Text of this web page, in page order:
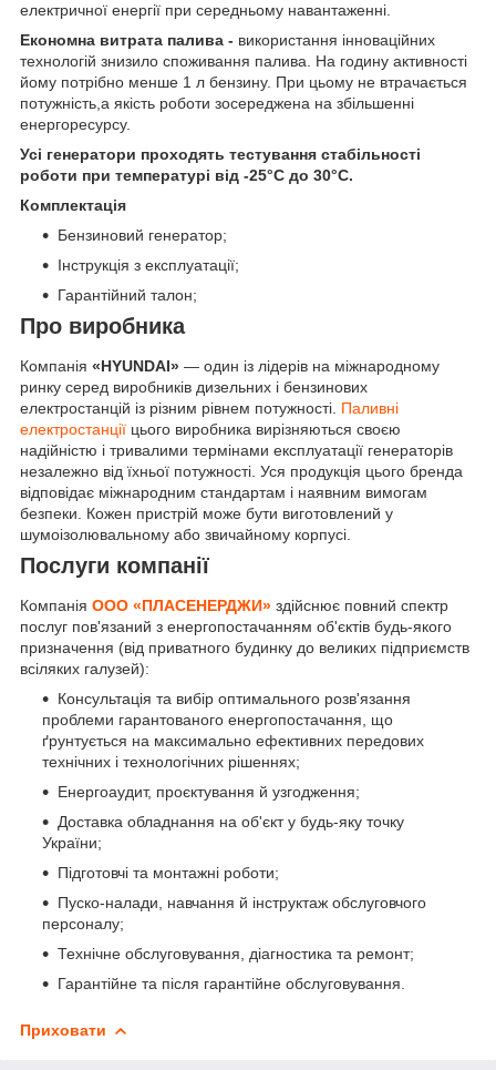
електричної енергії при середньому навантаженні.
Економна витрата палива - використання інноваційних
технологій знизило споживання палива. На годину активності
йому потрібно менше 1 л бензину. При цьому не втрачається
потужність,а якість роботи зосереджена на збільшенні
енергоресурсу.
Усі генератори проходять тестування стабільності
роботи при температурі від -25°С до 30°С.
Комплектація
Бензиновий генератор;
Інструкція з експлуатації;
Гарантійний талон;
Про виробника
Компанія «HYUNDAI» — один із лідерів на міжнародному
ринку серед виробників дизельних і бензинових
електростанцій із різним рівнем потужності. Паливні
електростанції цього виробника вирізняються своєю
надійністю і тривалими термінами експлуатації генераторів
незалежно від їхньої потужності. Уся продукція цього бренда
відповідає міжнародним стандартам і наявним вимогам
безпеки. Кожен пристрій може бути виготовлений у
шумоізолювальному або звичайному корпусі.
Послуги компанії
Компанія ООО «ПЛАСЕНЕРДЖИ» здійснює повний спектр
послуг пов'язаний з енергопостачанням об'єктів будь-якого
призначення (від приватного будинку до великих підприємств
всіляких галузей):
Консультація та вибір оптимального розв'язання
проблеми гарантованого енергопостачання, що
ґрунтується на максимально ефективних передових
технічних і технологічних рішеннях;
Енергоаудит, проєктування й узгодження;
Доставка обладнання на об'єкт у будь-яку точку
України;
Підготовчі та монтажні роботи;
Пуско-налади, навчання й інструктаж обслуговчого
персоналу;
Технічне обслуговування, діагностика та ремонт;
Гарантійне та після гарантійне обслуговування.
Приховати